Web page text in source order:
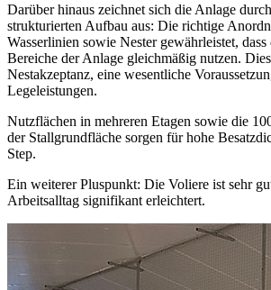
Darüber hinaus zeichnet sich die Anlage
strukturierten Aufbau aus: Die richtige
Wasserlinien sowie Nester gewährleistet,
Bereiche der Anlage gleichmäßig nutzen.
Nestakzeptanz, eine wesentliche
Legeleistungen.
Nutzflächen in mehreren Etagen sowie die
der Stallgrundfläche sorgen für hohe
Step.
Ein weiterer Pluspunkt: Die Voliere ist sehr
Arbeitsalltag signifikant erleichtert.